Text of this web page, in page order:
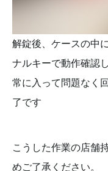
解錠後、ケースの中
ナルキーで動作確認
常に入って問題なく
了です
こうした作業の店舗
めご了承ください。